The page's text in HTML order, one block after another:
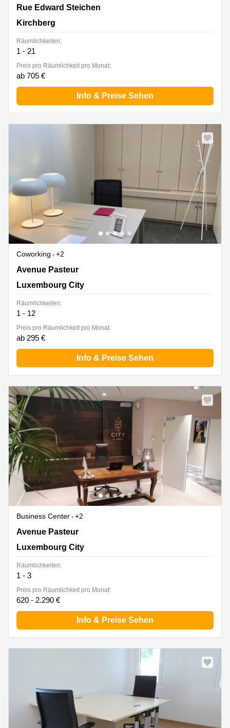
2 Rue Edward Steichen,1<sup>er</sup> étage de
l‘immeuble Oksigen, Kirchberg
Rue Edward Steichen
Kirchberg
Räumlichkeiten:
1 - 21
Preis pro Räumlichkeit pro Monat:
ab 705 €
Info & Preise Sehen
Coworking
+2
14-16 Avenue Pasteur, Limpertsberg, Luxembourg City
Avenue Pasteur
Luxembourg City
Räumlichkeiten:
1 - 12
Preis pro Räumlichkeit pro Monat:
ab 295 €
Info & Preise Sehen
Business Center
+2
14-16 Avenue Pasteur, Limpertsberg, Luxembourg City
Avenue Pasteur
Luxembourg City
Räumlichkeiten:
1 - 3
Preis pro Räumlichkeit pro Monat:
620 - 2.290 €
Info & Preise Sehen